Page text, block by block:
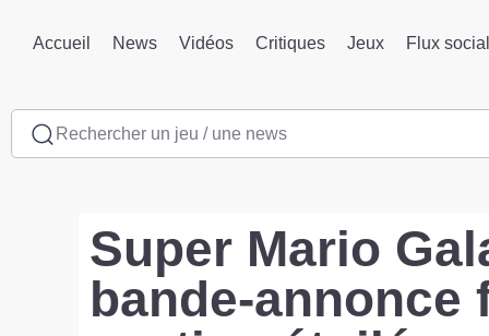
Accueil News Vidéos Critiques Jeux Flux social
Rechercher un jeu / une news
Super Mario
bande-annonce